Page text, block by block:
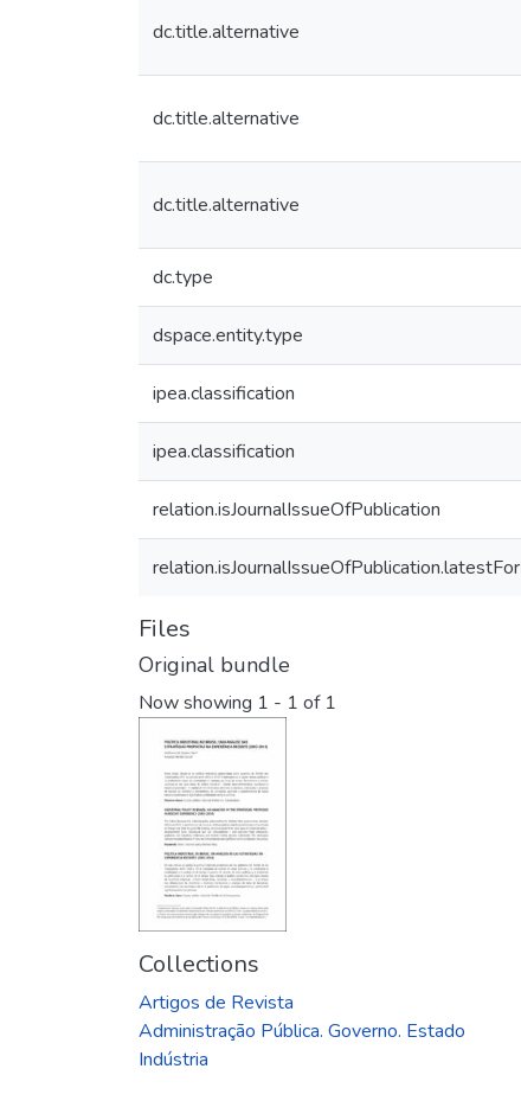
dc.title.alternative
dc.title.alternative
dc.title.alternative
dc.type
dspace.entity.type
ipea.classification
ipea.classification
relation.isJournalIssueOfPublication
Files
Original bundle
Now showing 1 - 1 of 1
Collections
Artigos de Revista
Administração Pública. Governo. Estado
Indústria